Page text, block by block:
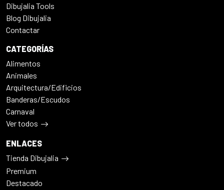
Dibujalia Tools
Blog Dibujalia
Contactar
CATEGORÍAS
Alimentos
Animales
Arquitectura/Edificios
Banderas/Escudos
Carnaval
Ver todos
ENLACES
Tienda Dibujalia
Premium
Destacado